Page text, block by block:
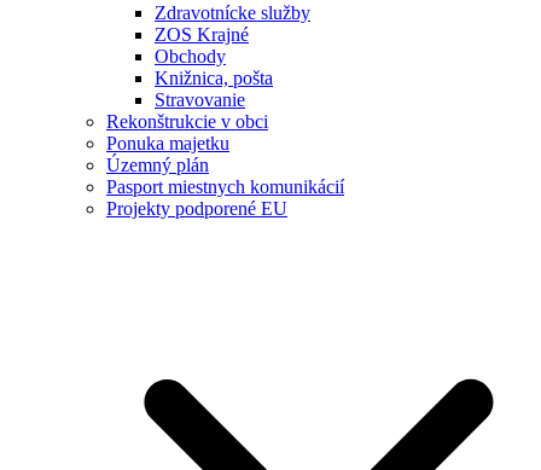
Zdravotnícke služby
ZOS Krajné
Obchody
Knižnica, pošta
Stravovanie
Rekonštrukcie v obci
Ponuka majetku
Územný plán
Pasport miestnych komunikácií
Projekty podporené EU